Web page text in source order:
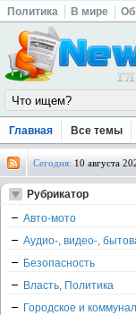
Политика В мире
Главная Все темы
Сегодня: 10 августа
Рубрикатор
Авто-мото
Аудио-, видео-,
Безопасность
Власть, Политика
Городское и